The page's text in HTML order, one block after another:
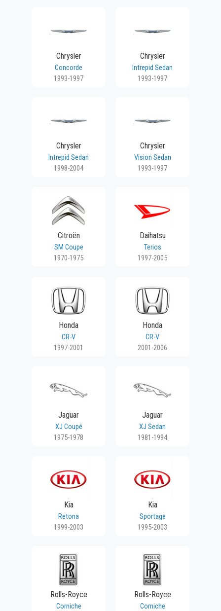
Chrysler
Concorde
1993-1997
Chrysler
Intrepid Sedan
1993-1997
Chrysler
Intrepid Sedan
1998-2004
Chrysler
Vision Sedan
1993-1997
Citroën
SM Coupe
1970-1975
Daihatsu
Terios
1997-2005
Honda
CR-V
1997-2001
Honda
CR-V
2001-2006
Jaguar
XJ Coupé
1975-1978
Jaguar
XJ Sedan
1981-1994
Kia
Retona
1999-2003
Kia
Sportage
1995-2003
Rolls-Royce
Corniche
Rolls-Royce
Corniche